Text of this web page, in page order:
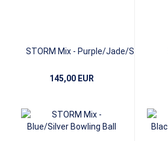
STORM Mix - Purple/Jade/Steel
145,00 EUR